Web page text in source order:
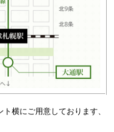
横にご用意しております、